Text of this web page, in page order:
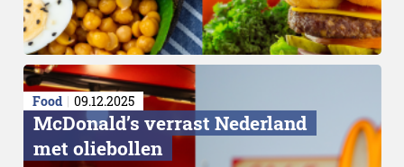
Food 09.12.2025
McDonald’s verrast Nederland
met oliebollen